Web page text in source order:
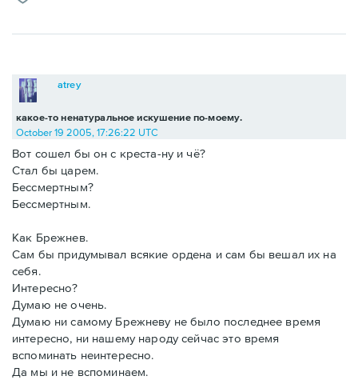
какое-то ненатуральное искушение по-моему.
atrey
October 19 2005, 17:26:22 UTC
Вот сошел бы он с креста-ну и чё?
Стал бы царем.
Бессмертным?
Бессмертным.
Как Брежнев.
Сам бы придумывал всякие ордена и сам бы вешал их на
себя.
Интересно?
Думаю не очень.
Думаю ни самому Брежневу не было последнее время
интересно, ни нашему народу сейчас это время
вспоминать неинтересно.
Да мы и не вспоминаем.